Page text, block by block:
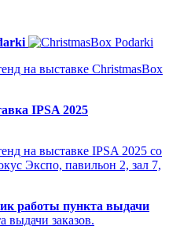
на выставке ChristmasBox
IPSA 2025
на выставке IPSA 2025 со
Экспо, павильон 2, зал 7,
работы пункта выдачи